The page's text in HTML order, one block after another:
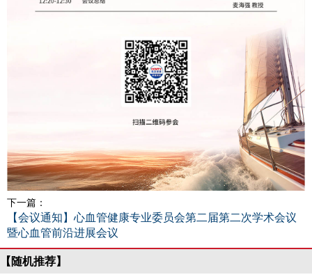
下一篇：
【会议通知】心血管健康专业委员会第二届第二次学术会议
暨心血管前沿进展会议
【随机推荐】